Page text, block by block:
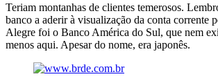
Teriam montanhas de clientes temerosos.
banco a aderir à visualização da conta corrente
Alegre foi o Banco América do Sul, que nem
menos aqui. Apesar do nome, era japonês.